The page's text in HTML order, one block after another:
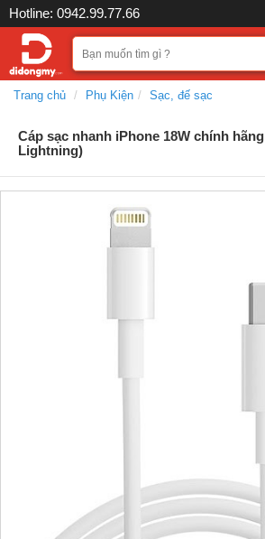
Hotline: 0942.99.77.66
Trang chủ Phụ Kiện Sạc, đế sạc
Cáp sạc nhanh iPhone 18W chính
Lightning)